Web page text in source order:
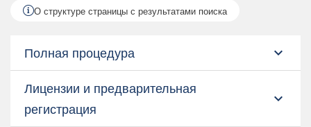
О структуре страницы с результатами поиска
Полная процедура expand_more
Лицензии и предварительная
регистрация
expand_more